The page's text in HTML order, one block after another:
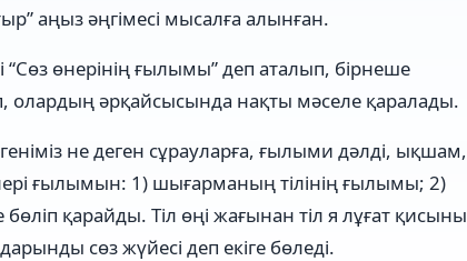
аңыз әңгімесі мысалға алынған.
“Сөз өнерінің ғылымы” деп аталып, бірнеше
олардың әрқайсысында нақты мәселе қаралады.
не деген сұрауларға, ғылыми дәлді, ықшам,
ғылымын: 1) шығарманың тілінің ғылымы; 2)
қарайды. Тіл өңі жағынан тіл я лұғат қисыны
сөз жүйесі деп екіге бөледі.